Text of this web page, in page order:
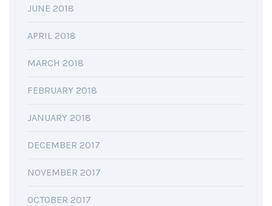
JUNE 2018
APRIL 2018
MARCH 2018
FEBRUARY 2018
JANUARY 2018
DECEMBER 2017
NOVEMBER 2017
OCTOBER 2017